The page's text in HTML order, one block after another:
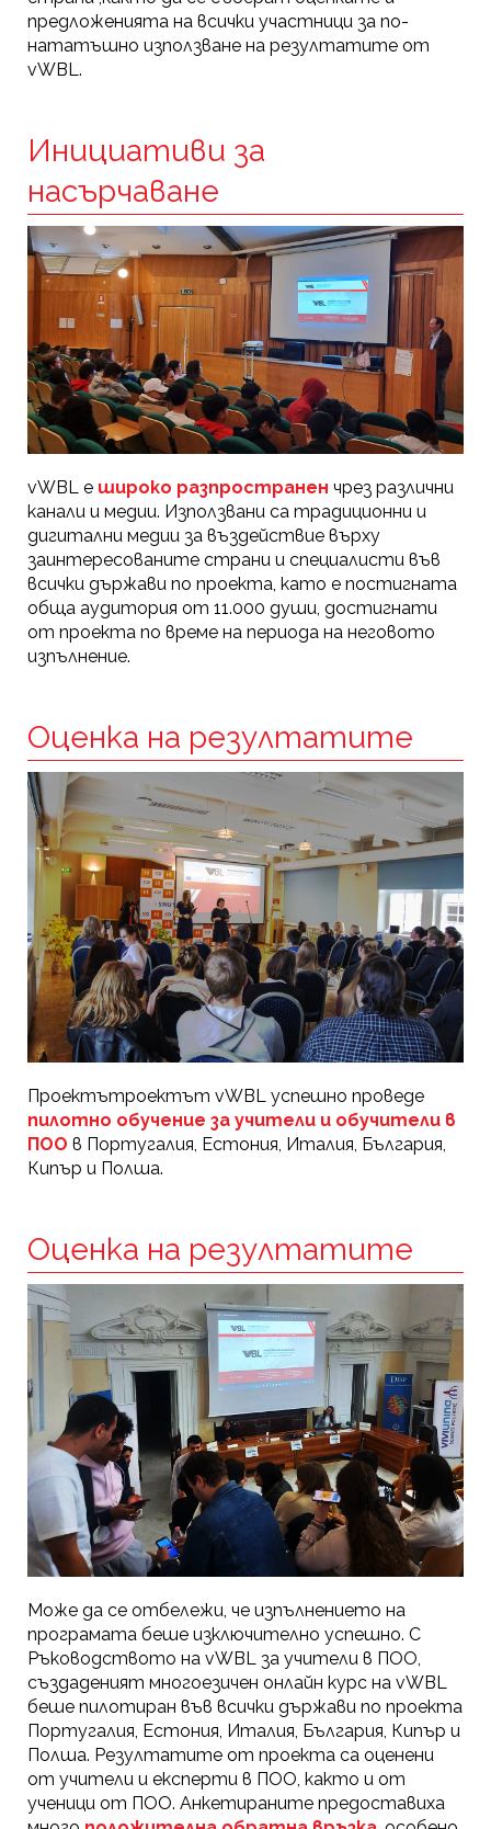
предложенията на всички участници за по-
нататъшно използване на резултатите от
vWBL.
Инициативи за
насърчаване
vWBL е широко разпространен чрез различни
канали и медии. Използвани са традиционни и
дигитални медии за въздействие върху
заинтересованите страни и специалисти във
всички държави по проекта, като е постигната
обща аудитория от 11.000 души, достигнати
от проекта по време на периода на неговото
изпълнение.
Оценка на резултатите
Проектътроектът vWBL успешно проведе
пилотно обучение за учители и обучители в
ПОО в Португалия, Естония, Италия, България,
Кипър и Полша.
Оценка на резултатите
Може да се отбележи, че изпълнението на
програмата беше изключително успешно. С
Ръководството на vWBL за учители в ПОО,
създаденият многоезичен онлайн курс на vWBL
беше пилотиран във всички държави по проекта
Португалия, Естония, Италия, България, Кипър и
Полша. Резултатите от проекта са оценени
от учители и експерти в ПОО, както и от
ученици от ПОО. Анкетираните предоставиха